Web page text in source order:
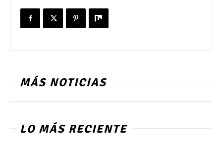
MÁS NOTICIAS
LO MÁS RECIENTE